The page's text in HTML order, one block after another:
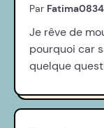
Par Fatima0834
Je rêve de
pourquoi car
quelque